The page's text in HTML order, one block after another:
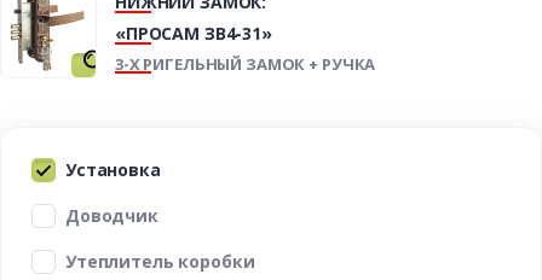
«ПРОСАМ ЗВ4-31»
3-Х РИГЕЛЬНЫЙ ЗАМОК + РУЧКА
Установка
Доводчик
Утеплитель коробки